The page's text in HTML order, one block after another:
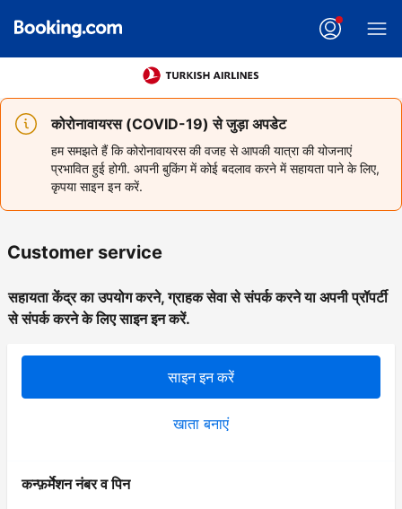
कोरोनावायरस (COVID-19) से जुड़ा अपडेट
हम समझते हैं कि कोरोनावायरस की वजह से आपकी यात्रा की योजनाएं
प्रभावित हुई होगी. अपनी बुकिंग में कोई बदलाव करने में सहायता पाने के लिए,
कृपया साइन इन करें.
Customer service
सहायता केंद्र का उपयोग करने, ग्राहक सेवा से संपर्क करने या अपनी प्रॉपर्टी
से संपर्क करने के लिए साइन इन करें.
साइन इन करें
खाता बनाएं
कन्फ़र्मेशन नंबर व पिन